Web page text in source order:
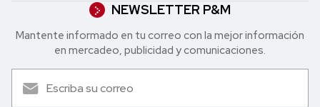
NEWSLETTER P&M
Mantente informado en tu correo con la mejor in formación
en mercadeo, publicidad y comunicaciones.